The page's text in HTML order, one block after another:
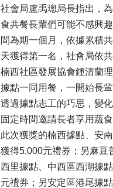
社會局盧禹璁局長指出，
食共餐長輩們可能不感興
間為期一個月，依據累積
天獲得第一名，社會局依
楠西社區發展協會鍾清蘭
據點一同用餐，一開始長
透過據點志工的巧思，變
固定時間邀請長者享用蔬
此次獲獎的楠西據點、安
獲得5,000元禮券；另麻豆
西里據點、中西區西湖據
元禮券；另安定區港尾據